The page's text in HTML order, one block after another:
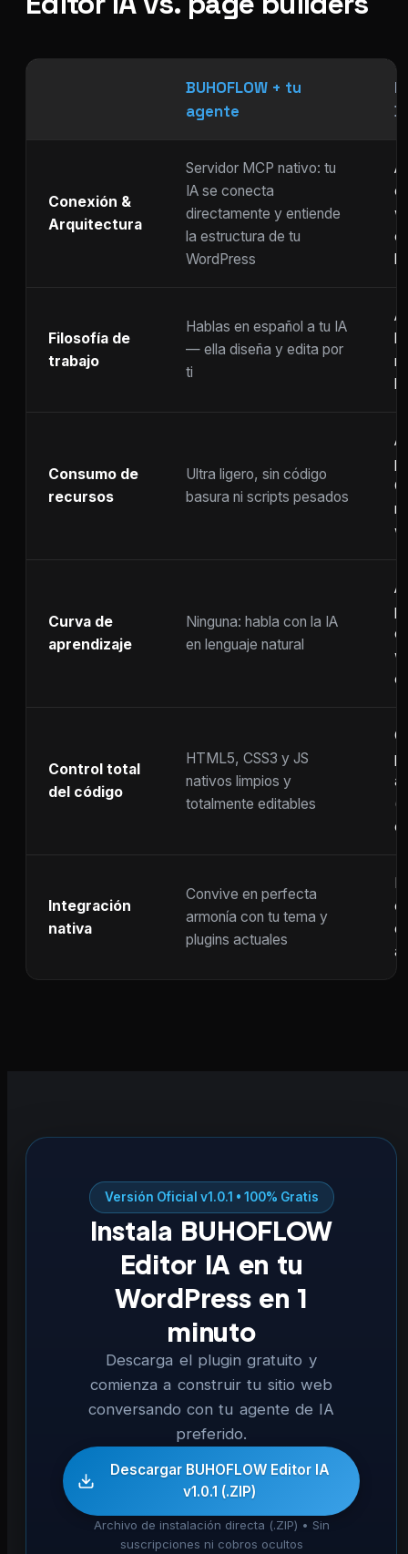
BUHOFLOW + tu
agente
Conexión &
Arquitectura
Servidor MCP nativo: tu
IA se conecta
directamente y entiende
la estructura de tu
WordPress
Filosofía de
trabajo
Hablas en español a tu IA
— ella diseña y edita por
ti
Consumo de
recursos
Ultra ligero, sin código
basura ni scripts pesados
Curva de
aprendizaje
Ninguna: habla con la IA
en lenguaje natural
Control total
del código
HTML5, CSS3 y JS
nativos limpios y
totalmente editables
Integración
nativa
Convive en perfecta
armonía con tu tema y
plugins actuales
Versión Oficial v1.0.1 • 100% Gratis
Instala BUHOFLOW
Editor IA en tu
WordPress en 1
minuto
Descarga el plugin gratuito y
comienza a construir tu sitio web
conversando con tu agente de IA
preferido.
Descargar BUHOFLOW Editor IA
v1.0.1 (.ZIP)
Archivo de instalación directa (.ZIP) • Sin
suscripciones ni cobros ocultos